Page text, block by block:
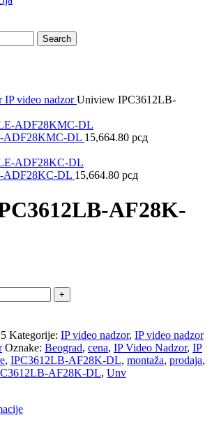
Search
IP video nadzorUniview IPC3612LB-
ADF28KMC-DL 15,664.80 рсд
ADF28KC-DL 15,664.80 рсд
AF28K-
Kategorije: IP video nadzor, IP video nadzor
Oznake: Beograd, cena, IP Video Nadzor, IP
, IPC3612LB-AF28K-DL, montaža, prodaja,
AF28K-DL, Unv